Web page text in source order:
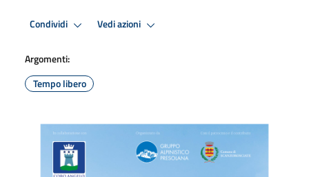
Condividi Vedi azioni
Argomenti:
Tempo libero